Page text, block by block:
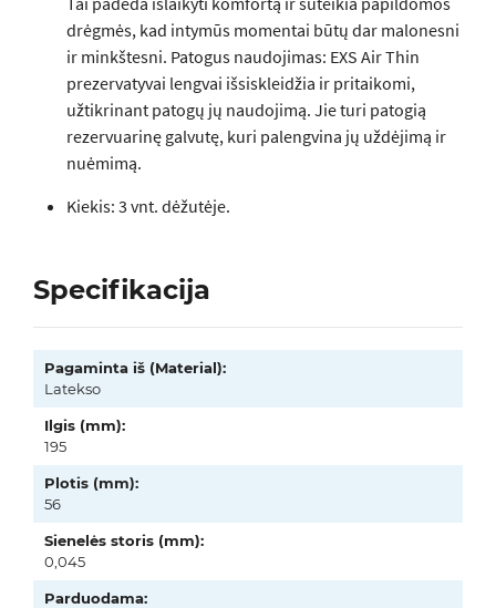
drėgmės, kad intymūs momentai būtų dar malonesni
ir minkštesni. Patogus naudojimas: EXS Air Thin
prezervatyvai lengvai išsiskleidžia ir pritaikomi,
užtikrinant patogų jų naudojimą. Jie turi patogią
rezervuarinę galvutę, kuri palengvina jų uždėjimą ir
nuėmimą.
Kiekis: 3 vnt. dėžutėje.
Specifikacija
Pagaminta iš (Material):
Latekso
Ilgis (mm):
195
Plotis (mm):
56
Sienelės storis (mm):
0,045
Parduodama: